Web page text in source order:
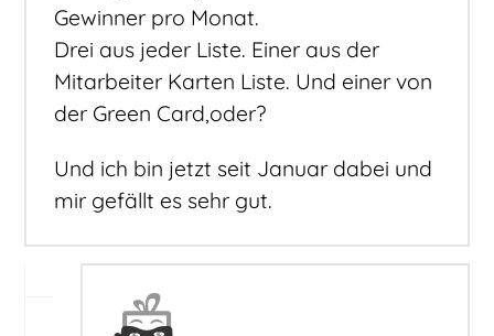
Gewinner pro Monat.
Drei aus jeder Liste. Einer aus der
Mitarbeiter Karten Liste. Und einer von
der Green Card,oder?
Und ich bin jetzt seit Januar dabei und
mir gefällt es sehr gut.